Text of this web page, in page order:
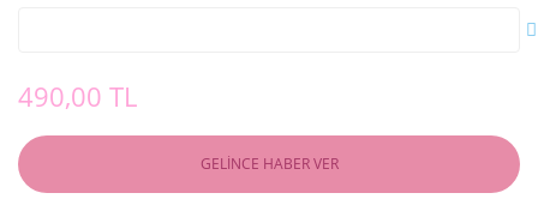
490,00 TL
GELİNCE HABER VER